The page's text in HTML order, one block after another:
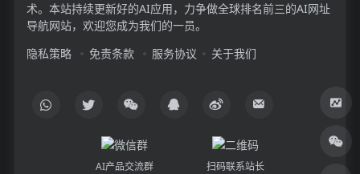
术。本站持续更新好的AI应用，力争做全球排名前三的AI网址
导航网站，欢迎您成为我们的一员。
隐私策略
免责条款 服务协议 关于我们
AI产品交流群 扫码联系站长